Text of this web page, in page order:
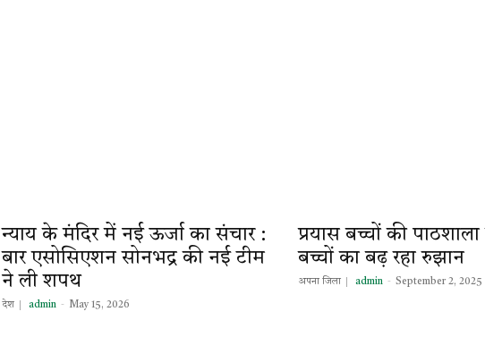
न्याय के मंदिर में नई ऊर्जा का संचार :
बार एसोसिएशन सोनभद्र की नई टीम
ने ली शपथ
देश admin - May 15, 2026
प्रयास बच्चों की
बच्चों का बढ़ रहा रुझान
अपना जिला admin - September 2, 2025